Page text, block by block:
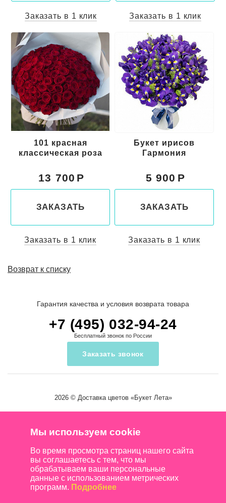
Заказать в 1 клик Заказать в 1 клик
Букет ирисов
Гармония
5 900
ЗАКАЗАТЬ
Заказать в 1 клик
101 красная
классическая роза
13 700
ЗАКАЗАТЬ
Заказать в 1 клик
Возврат к списку
Гарантия качества и условия возврата товара
+7 (495) 032-94-24
Бесплатный звонок по России
Заказать звонок
2026 © Доставка цветов«Букет Лета»
Мы используем cookie
Во время просмотра страниц нашего сайта
вы соглашаетесь с тем, что мы
обрабатываем ваши персональные
данные с использованием метрических
программ. Подробнее